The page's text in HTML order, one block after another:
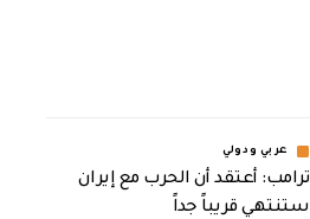
عربي ودولي
‏ترامب: أعتقد أن الحرب مع إيران
ستنتهي قريباً جداً